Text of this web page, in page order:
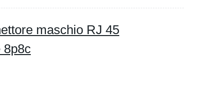
maschio RJ 45
8p8c